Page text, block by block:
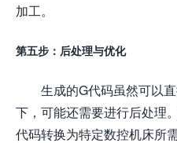
加工。
第五步：后处理与优化
生成的G代码虽然可以
下，可能还需要进行后处理
代码转换为特定数控机床所